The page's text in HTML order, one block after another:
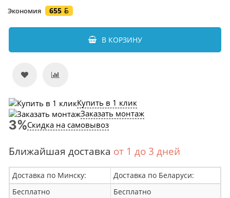
Экономия 655
В КОРЗИНУ
Купить в 1 клик
Заказать монтаж
Скидка на самовывоз
Ближайшая доставка от 1 до 3 дней
Доставка по Минску:
Доставка по Беларуси:
Бесплатно
Бесплатно